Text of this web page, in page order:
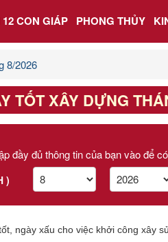
CON GIÁP PHONG THỦY
8/2026
TỐT XÂY DỰNG
đầy đủ thông tin của bạn vào để
)
ngày xấu cho việc khởi công xây